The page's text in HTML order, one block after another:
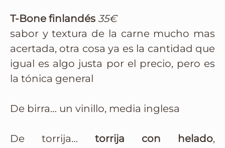
T-Bone finlandés 35€
sabor y textura de la carne mucho mas
acertada, otra cosa ya es la cantidad que
igual es algo justa por el precio, pero es
la tónica general
De birra… un vinillo, media inglesa
De torrija… torrija con helado,